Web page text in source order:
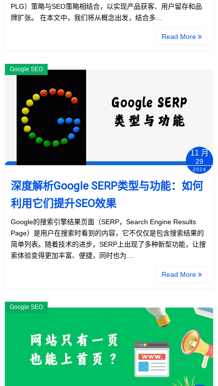
PLG）策略与SEO策略相结合，以实现产品获客、用户留存和品
牌扩张。 在本文中，我们将从概念出发，结合多…
Read More
Google SEO
11 月
29
2024
深度解析Google SERP类型与功能：如何
利用它们提升SEO效果
Google的搜索引擎结果页面（SERP，Search Engine Results
Page）是用户在搜索时看到的内容，它不仅仅是包含搜索结果的
简单列表。随着技术的进步，SERP上出现了多种新型功能，让搜
索体验变得更加丰富、便捷，同时也为…
Read More
Google SEO